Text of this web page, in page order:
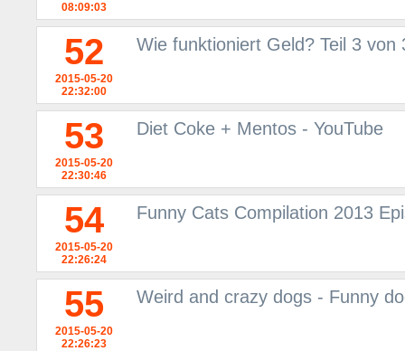
08:09:03
52
2015-05-20
22:32:00
Wie funktioniert Geld? Teil 3 von
53
2015-05-20
22:30:46
Diet Coke + Mentos - YouTube
54
2015-05-20
22:26:24
Funny Cats Compilation 2013
55
2015-05-20
22:26:23
Weird and crazy dogs - Funny